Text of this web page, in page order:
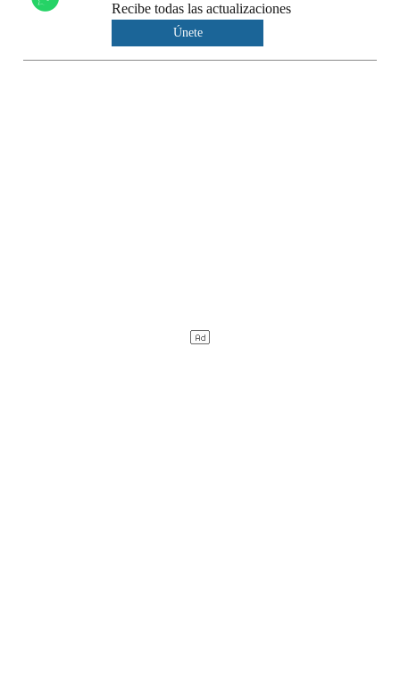
Recibe todas las actualizaciones
Únete